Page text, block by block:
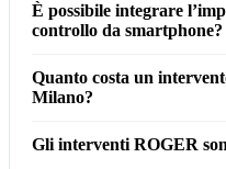
È possibile integrare
controllo da smartphone?
Quanto costa un
Milano?
Gli interventi ROGER